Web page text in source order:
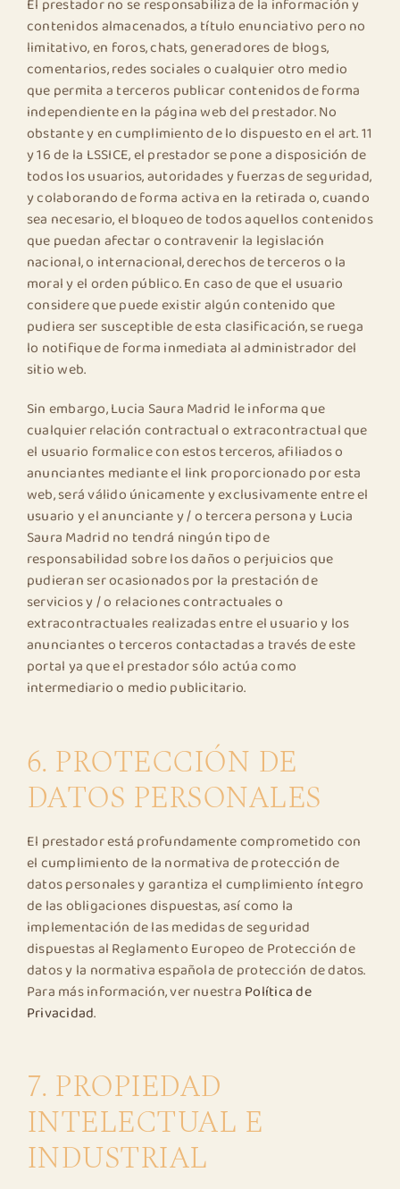
El prestador no se responsabiliza de la información y
contenidos almacenados, a título enunciativo pero no
limitativo, en foros, chats, generadores de blogs,
comentarios, redes sociales o cualquier otro medio
que permita a terceros publicar contenidos de forma
independiente en la página web del prestador. No
obstante y en cumplimiento de lo dispuesto en el art. 11
y 16 de la LSSICE, el prestador se pone a disposición de
todos los usuarios, autoridades y fuerzas de seguridad,
y colaborando de forma activa en la retirada o, cuando
sea necesario, el bloqueo de todos aquellos contenidos
que puedan afectar o contravenir la legislación
nacional, o internacional, derechos de terceros o la
moral y el orden público. En caso de que el usuario
considere que puede existir algún contenido que
pudiera ser susceptible de esta clasificación, se ruega
lo notifique de forma inmediata al administrador del
sitio web.
Sin embargo, Lucia Saura Madrid le informa que
cualquier relación contractual o extracontractual que
el usuario formalice con estos terceros, afiliados o
anunciantes mediante el link proporcionado por esta
web, será válido únicamente y exclusivamente entre el
usuario y el anunciante y / o tercera persona y Lucia
Saura Madrid no tendrá ningún tipo de
responsabilidad sobre los daños o perjuicios que
pudieran ser ocasionados por la prestación de
servicios y / o relaciones contractuales o
extracontractuales realizadas entre el usuario y los
anunciantes o terceros contactadas a través de este
portal ya que el prestador sólo actúa como
intermediario o medio publicitario.
6. PROTECCIÓN DE
DATOS PERSONALES
El prestador está profundamente comprometido con
el cumplimiento de la normativa de protección de
datos personales y garantiza el cumplimiento íntegro
de las obligaciones dispuestas, así como la
implementación de las medidas de seguridad
dispuestas al Reglamento Europeo de Protección de
datos y la normativa española de protección de datos.
Para más información, ver nuestra Política de
Privacidad.
7. PROPIEDAD
INTELECTUAL E
INDUSTRIAL